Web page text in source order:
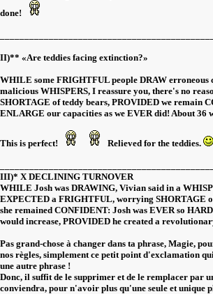
done!
II)** «Are teddies facing extinction?»
WHILE some FRIGHTFUL people DRAW erroneous
malicious WHISPERS, I reassure you, there's no
SHORTAGE of teddy bears, PROVIDED we remain
ENLARGE our capacities as we EVER did! About 36
This is perfect! Relieved for the teddies.
III)* X DECLINING TURNOVER
WHILE Josh was DRAWING, Vivian said in a
EXPECTED a FRIGHTFUL, worrying SHORTAGE
she remained CONFIDENT: Josh was EVER so
would increase, PROVIDED he created a
Pas grand-chose à changer dans ta phrase, Magie,
nos règles, simplement ce petit point d'exclamation
une autre phrase !
Donc, il suffit de le supprimer et de le remplacer par
conviendra, pour n'avoir plus qu'une seule et unique